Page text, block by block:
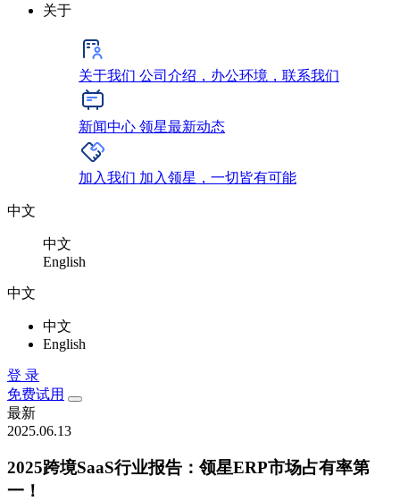
关于
关于我们 公司介绍，办公环境，联系我们
新闻中心 领星最新动态
加入我们 加入领星，一切皆有可能
中文
中文
English
中文
中文
English
登 录
免费试用
最新
2025.06.13
2025跨境SaaS行业报告：领星ERP市场占有率第
一！